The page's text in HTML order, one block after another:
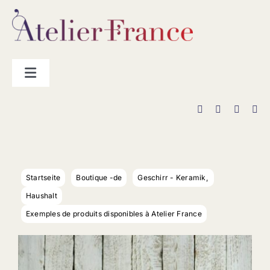
Zum
Inhalt
springen
Toggle
Kontakt
Startseite Boutique -de
Geschirr - Keramik
Haushalt
Exemples de produits disponibles à Atelier France